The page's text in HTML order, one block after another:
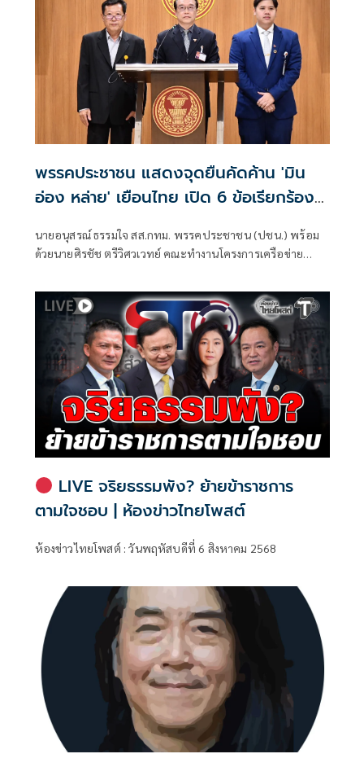
พรรคประชาชน แสดงจุดยืนคัดค้าน 'มิน
อ่อง หล่าย' เยือนไทย เปิด 6 ข้อเรียกร้อง
นายอนุสรณ์ ธรรมใจ สส.กทม. พรรคประชาชน (ปชน.) พร้อม
ด้วยนายศิรชัช ตรีวิศวเวทย์ คณะทำงานโครงการเครือข่าย
พัฒนาอย่างยั่งยืน แถลงคัดค้านการเยือนไทยอย่างเป็นทางการ
ของพลเอกอาวุโส มิน ออง ไลง์
LIVE จริยธรรมพัง? ย้ายข้าราชการ
ตามใจชอบ | ห้องข่าวไทยโพสต์
ห้องข่าวไทยโพสต์ : วันพฤหัสบดีที่ 6 สิงหาคม 2568